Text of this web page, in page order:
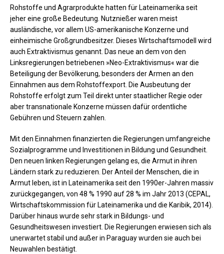
Rohstoffe und Agrarprodukte hatten für Lateinamerika seit
jeher eine große Bedeutung. Nutznießer waren meist
ausländische, vor allem US-amerikanische Konzerne und
einheimische Großgrundbesitzer. Dieses Wirtschaftsmodell wird
auch Extraktivismus genannt. Das neue an dem von den
Linksregierungen betriebenen »Neo-Extraktivismus« war die
Beteiligung der Bevölkerung, besonders der Armen an den
Einnahmen aus dem Rohstoffexport. Die Ausbeutung der
Rohstoffe erfolgt zum Teil direkt unter staatlicher Regie oder
aber transnationale Konzerne müssen dafür ordentliche
Gebühren und Steuern zahlen.
Mit den Einnahmen finanzierten die Regierungen umfangreiche
Sozialprogramme und Investitionen in Bildung und Gesundheit.
Den neuen linken Regierungen gelang es, die Armut in ihren
Ländern stark zu reduzieren. Der Anteil der Menschen, die in
Armut leben, ist in Lateinamerika seit den 1990er-Jahren massiv
zurückgegangen, von 48 % 1990 auf 28 % im Jahr 2013 (CEPAL,
Wirtschaftskommission für Lateinamerika und die Karibik, 2014).
Darüber hinaus wurde sehr stark in Bildungs- und
Gesundheitswesen investiert. Die Regierungen erwiesen sich als
unerwartet stabil und außer in Paraguay wurden sie auch bei
Neuwahlen bestätigt.